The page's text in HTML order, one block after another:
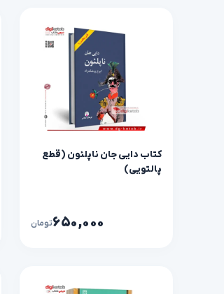
کتاب دایی جان ناپلئون (قطع
پالتویی)
۶۵۰,۰۰۰تومان